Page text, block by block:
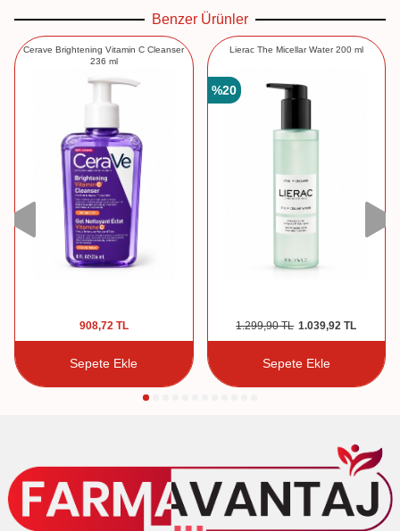
Benzer Ürünler
Cerave Brightening Vitamin C Cleanser
236 ml
908,72 TL
Sepete Ekle
Lierac The Micellar Water 200 ml
%20
1.299,90TL 1.039,92 TL
Sepete Ekle